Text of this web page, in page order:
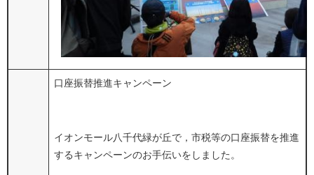
口座振替推進キャンペーン
イオンモール八千代緑が丘で，市税等の口座振替を推進
するキャンペーンのお手伝いをしました。